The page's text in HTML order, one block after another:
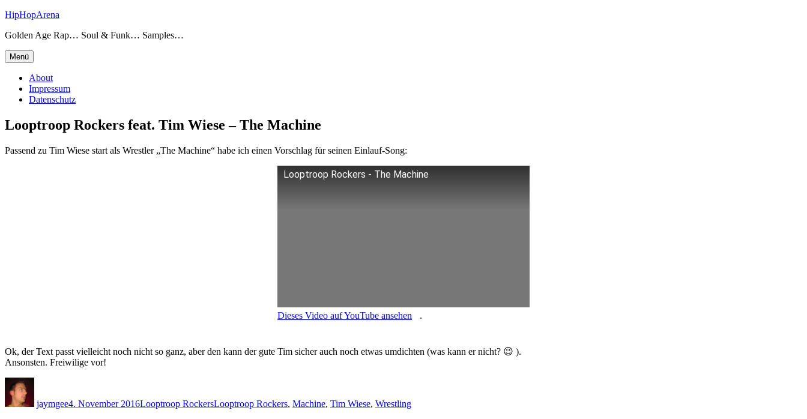
Zum
springen
HipHopArena
Golden Age Rap… Soul & Funk… Samples…
Menü
About
Impressum
Datenschutz
Looptroop Rockers feat. Tim Wiese – The Machine
Passend zu Tim Wiese start als Wrestler „The Machine“ habe ich einen Vorschlag für seinen Einlauf-Song:
Looptroop Rockers - The Machine
Dieses Video auf YouTube ansehen .
Ok, der Text passt vielleicht noch nicht so ganz, aber den kann der gute Tim sicher auch noch etwas umdichten (was kann er nicht? 😉 ).
Ansonsten. Freiwilige vor!
jaymgee4. November 2016Looptroop RockersLooptroop Rockers, Machine, Tim Wiese, Wrestling